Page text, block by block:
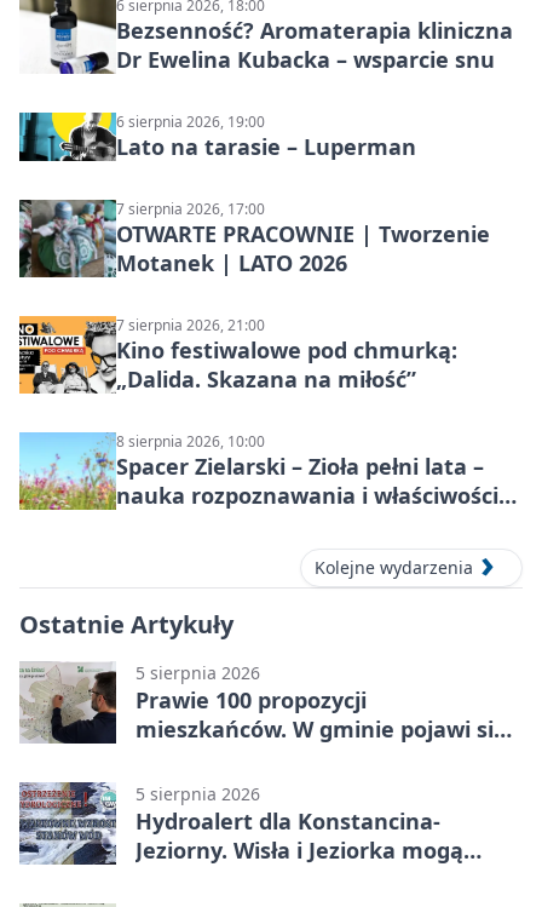
6 sierpnia 2026, 18:00
Bezsenność? Aromaterapia kliniczna
Dr Ewelina Kubacka – wsparcie snu
6 sierpnia 2026, 19:00
Lato na tarasie – Luperman
7 sierpnia 2026, 17:00
OTWARTE PRACOWNIE | Tworzenie
Motanek | LATO 2026
7 sierpnia 2026, 21:00
Kino festiwalowe pod chmurką:
„Dalida. Skazana na miłość”
8 sierpnia 2026, 10:00
Spacer Zielarski – Zioła pełni lata –
nauka rozpoznawania i właściwości
Kolejne wydarzenia
Ostatnie Artykuły
5 sierpnia 2026
Prawie 100 propozycji
mieszkańców. W gminie pojawi się
5 sierpnia 2026
Hydroalert dla Konstancina-
Jeziorny. Wisła i Jeziorka mogą